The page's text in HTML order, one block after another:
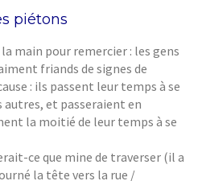
piétons
la main pour remercier : les gens
friands de signes de
: ils passent leur temps à se
autres, et passeraient en
la moitié de leur temps à se
ce que mine de traverser (il a
la tête vers la rue /